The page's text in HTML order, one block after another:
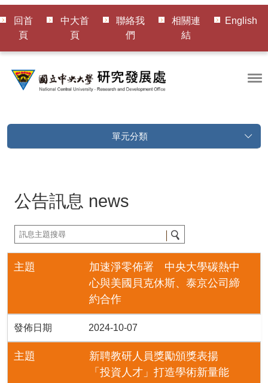
回首
頁
中大首
頁
聯絡我
們
相關連
結
English
單元分類
公告訊息 news
主題
加速淨零佈署 中央大學碳熱中
心與美國貝克休斯、泰京公司締
約合作
發佈日期 2024-10-07
主題
新聘教研人員獎勵頒獎表揚
「投資人才」打造學術新量能